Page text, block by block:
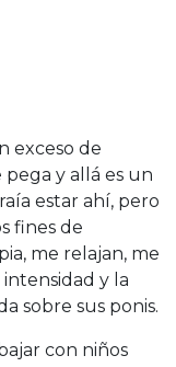
exceso de
y allá es un
estar ahí, pero
fines de
me relajan, me
y la
sobre sus ponis.
con niños